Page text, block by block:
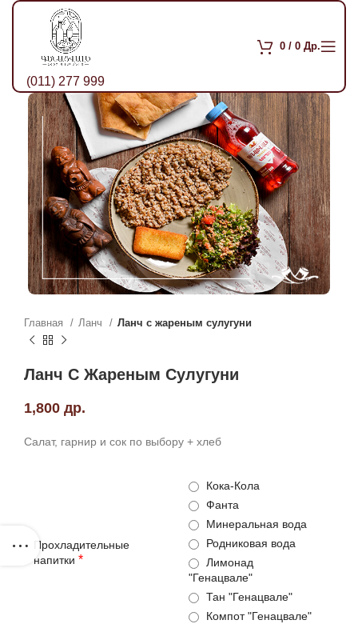
(011) 277 999
0 / 0 Др.
Главная Ланч Ланч с жареным сулугуни
Ланч С Жареным Сулугуни
1,800 др.
Салат, гарнир и сок по выбору + хлеб
Прохладительные
напитки *
Кока-Кола
Фанта
Минеральная вода
Родниковая вода
Лимонад
"Генацвале"
Тан "Генацвале"
Компот "Генацвале"